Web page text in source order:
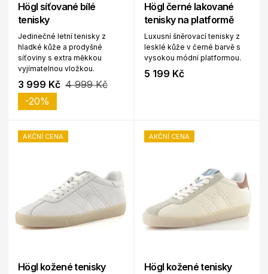
Högl síťované bílé
tenisky
Jedinečné letní tenisky z
hladké kůže a prodyšné
síťoviny s extra měkkou
vyjímatelnou vložkou.
3 999 Kč 4 999 Kč
-20%
Högl černé lakované
tenisky na platformě
Luxusní šněrovací tenisky z
lesklé kůže v černé barvě s
vysokou módní platformou.
5 199 Kč
AKČNÍ CENA
Högl kožené tenisky
AKČNÍ CENA
Högl kožené tenisky